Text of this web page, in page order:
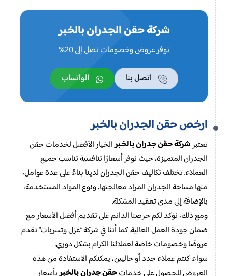
شركة حقن الجدران بالخبر
نوفر عروض وخصومات تصل إلى 20%
اتصل بنا الواتساب
ارخص حقن الجدران بالخبر
تعتبرشركة حقن جدران بالخبرالخيار الأفضل لخدمات حقن
الجدران المتميزة، حيث نوفر أسعارًا تنافسية تناسب جميع
العملاء. تختلف تكاليف حقن الجدران لدينا بناءً على عدة عوامل،
منها مساحة الجدران المراد معالجتها، ونوع المواد المستخدمة،
بالإضافة إلى مدى تعقيد المشكلة.
ومع ذلك، نؤكد لكم حرصنا الدائم على تقديم أفضل الأسعار مع
ضمان جودة العمل العالية. كما أننا في شركة “عزل وتسربات” نقدم
عروضًا وخصومات خاصة لعملائنا الكرام بشكل دوري.
سواء كنتم عملاء جدد أو حاليين، يمكنكم الاستفادة من هذه